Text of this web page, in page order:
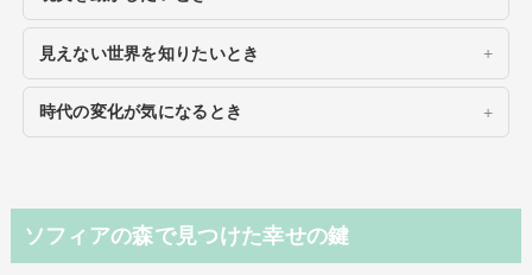
見えない世界を知りたいとき
時代の変化が気になるとき
ソフィアの森で見つけた幸せの鍵